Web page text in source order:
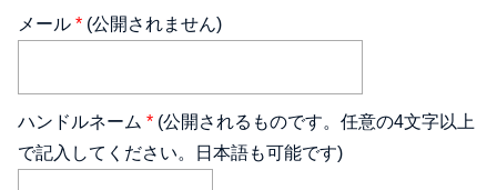
メール * (公開されません)
ハンドルネーム * (公開されるものです。任意の4文字以上
で記入してください。日本語も可能です)